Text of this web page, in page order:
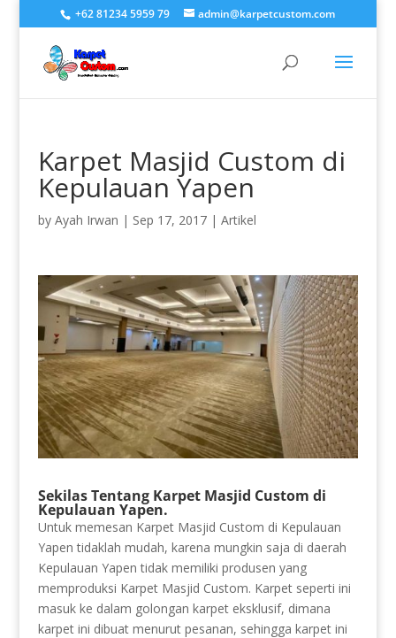
+62 81234 5959 79 admin@karpetcustom.com
Karpet Masjid Custom di
Kepulauan Yapen
by Ayah Irwan | Sep 17, 2017| Artikel
Sekilas Tentang Karpet Masjid Custom di
Kepulauan Yapen.
Untuk memesan Karpet Masjid Custom di Kepulauan
Yapen tidaklah mudah, karena mungkin saja di daerah
Kepulauan Yapen tidak memiliki produsen yang
memproduksi Karpet Masjid Custom. Karpet seperti ini
masuk ke dalam golongan karpet eksklusif, dimana
karpet ini dibuat menurut pesanan, sehingga karpet ini